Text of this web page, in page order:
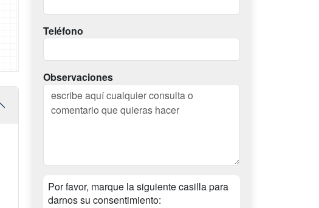
Teléfono
Observaciones
Por favor, marque la siguiente casilla para
darnos su consentimiento: